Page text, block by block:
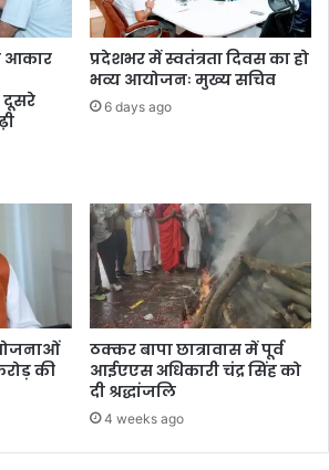
आकार
दूसरे
प्रदेशभर में स्वतंत्रता दिवस का हो
भव्य आयोजनः मुख्य सचिव
6 days ago
की
ठक्कर बापा छात्रावास में पूर्व
आईएएस अधिकारी चंद्र सिंह को
दी श्रद्धांजलि
4 weeks ago